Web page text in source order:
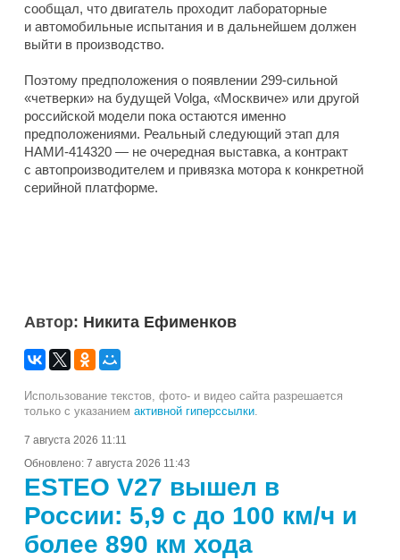
сообщал, что двигатель проходит лабораторные
и автомобильные испытания и в дальнейшем должен
выйти в производство.
Поэтому предположения о появлении 299-сильной
«четверки» на будущей Volga, «Москвиче» или другой
российской модели пока остаются именно
предположениями. Реальный следующий этап для
НАМИ-414320 — не очередная выставка, а контракт
с автопроизводителем и привязка мотора к конкретной
серийной платформе.
Автор: Никита Ефименков
Использование текстов, фото- и видео сайта разрешается
только с указанием активной гиперссылки.
7 августа 2026 11:11
Обновлено: 7 августа 2026 11:43
ESTEO V27 вышел в
России: 5,9 с до 100 км/ч и
более 890 км хода